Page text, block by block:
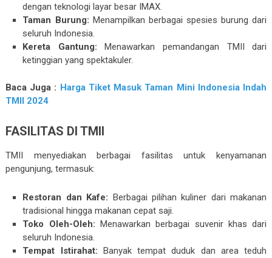
dengan teknologi layar besar IMAX.
Taman Burung: Menampilkan berbagai spesies burung dari
seluruh Indonesia.
Kereta Gantung: Menawarkan pemandangan TMII dari
ketinggian yang spektakuler.
Baca Juga : Harga Tiket Masuk Taman Mini Indonesia Indah
TMII 2024
FASILITAS DI TMII
TMII menyediakan berbagai fasilitas untuk kenyamanan
pengunjung, termasuk:
Restoran dan Kafe: Berbagai pilihan kuliner dari makanan
tradisional hingga makanan cepat saji.
Toko Oleh-Oleh: Menawarkan berbagai suvenir khas dari
seluruh Indonesia.
Tempat Istirahat: Banyak tempat duduk dan area teduh